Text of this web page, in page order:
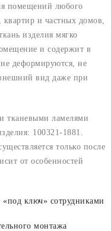
помещений любого
и частных домов,
изделия мягко
и содержит в
деформируются, не
вид даже при
тканевыми ламелями
100321-1881.
только после
от особенностей
«под ключ» сотрудниками
монтажа